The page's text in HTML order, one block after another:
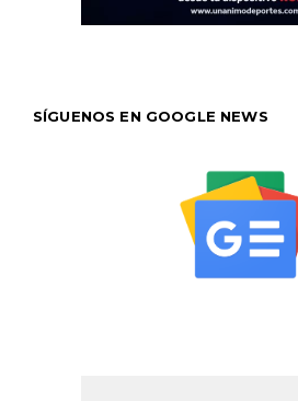
SÍGUENOS EN GOOGLE NEWS